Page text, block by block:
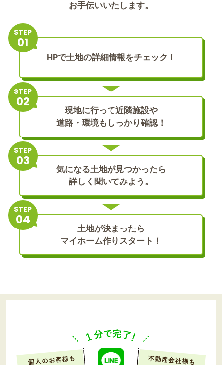
お手伝いいたします。
STEP
HPで土地の詳細情報をチェック！
STEP
現地に行って近隣施設や
道路・環境もしっかり確認！
STEP
気になる土地が見つかったら
詳しく聞いてみよう。
STEP
土地が決まったら
マイホーム作りスタート！